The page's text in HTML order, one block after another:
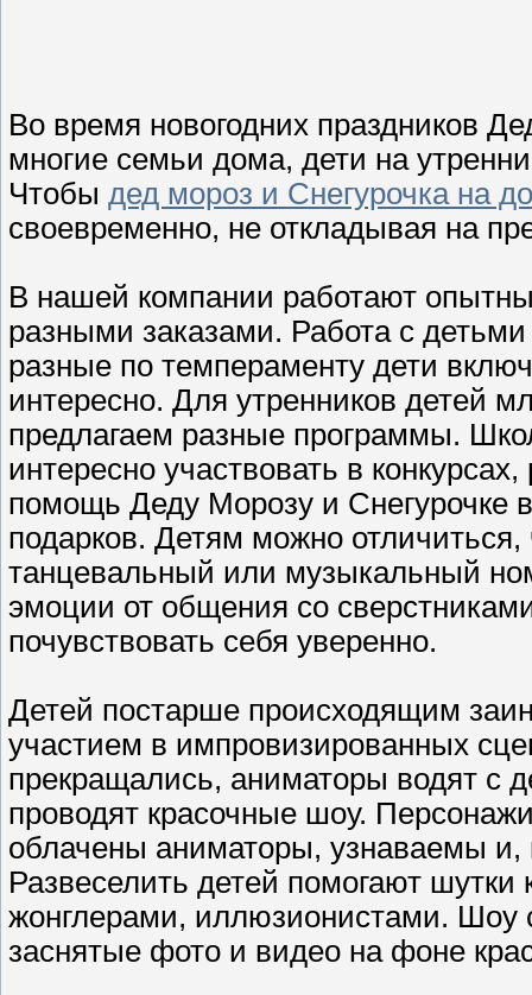
Во время новогодних праздников
многие семьи дома, дети на
Чтобы дед мороз и Снегурочка на
своевременно, не откладывая на
В нашей компании работают
разными заказами. Работа с детьми
разные по темпераменту дети
интересно. Для утренников детей
предлагаем разные программы.
интересно участвовать в
помощь Деду Морозу и Снегурочке
подарков. Детям можно
танцевальный или музыкальный
эмоции от общения со
почувствовать себя уверенно.
Детей постарше происходящим
участием в импровизированных
прекращались, аниматоры водят с
проводят красочные шоу.
облачены аниматоры, узнаваемы и,
Развеселить детей помогают
жонглерами, иллюзионистами.
заснятые фото и видео на фоне